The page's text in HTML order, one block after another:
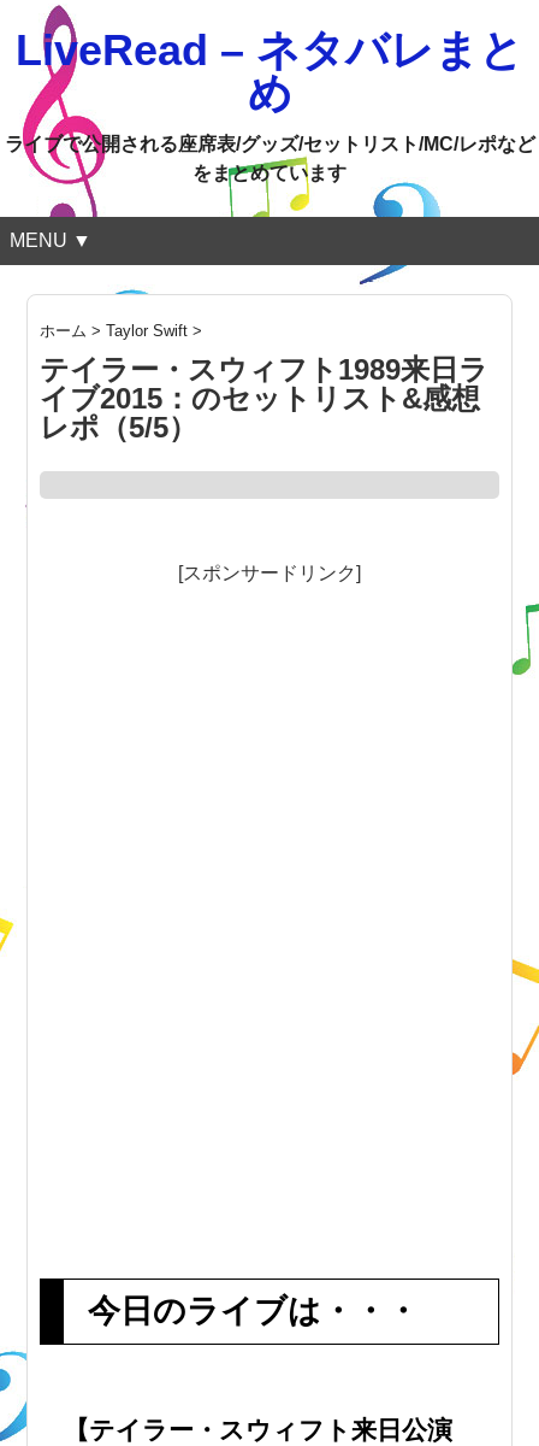
LiveRead – ネタバレまと
め
ライブで公開される座席表/グッズ/セットリスト/MC/レポなど
をまとめています
MENU ▼
ホーム >Taylor Swift >
テイラー・スウィフト1989来日ラ
イブ2015：のセットリスト&感想
レポ（5/5）
[スポンサードリンク]
今日のライブは・・・
【テイラー・スウィフト来日公演